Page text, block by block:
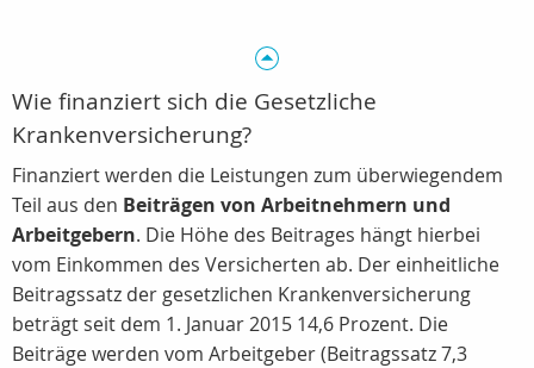
Wie finanziert sich die Gesetzliche
Krankenversicherung?
Finanziert werden die Leistungen zum überwiegendem
Teil aus den Beiträgen von Arbeitnehmern und
Arbeitgebern. Die Höhe des Beitrages hängt hierbei
vom Einkommen des Versicherten ab. Der einheitliche
Beitragssatz der gesetzlichen Krankenversicherung
beträgt seit dem 1. Januar 2015 14,6 Prozent. Die
Beiträge werden vom Arbeitgeber (Beitragssatz 7,3